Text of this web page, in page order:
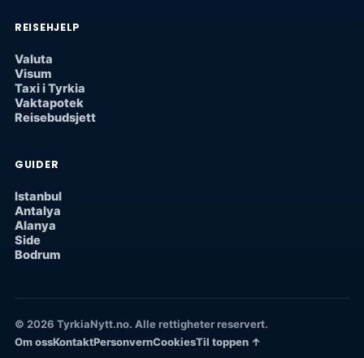
REISEHJELP
Valuta
Visum
Taxi i Tyrkia
Vaktapotek
Reisebudsjett
GUIDER
Istanbul
Antalya
Alanya
Side
Bodrum
© 2026 TyrkiaNytt.no. Alle rettigheter reservert.
Om ossKontaktPersonvernCookiesTil toppen ↑